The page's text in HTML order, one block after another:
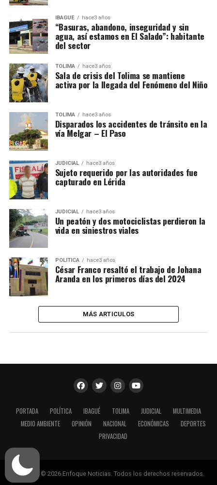
IBAGUÉ hace3 años
“Basuras, abandono, inseguridad y sin
agua, así estamos en El Salado”: habitante
del sector
TOLIMA hace3 años
Sala de crisis del Tolima se mantiene
activa por la llegada del Fenómeno del Niño
TOLIMA hace3 años
Disparados los accidentes de tránsito en la
vía Melgar – El Paso
JUDICIAL hace3 años
Sujeto requerido por las autoridades fue
capturado en Lérida
JUDICIAL hace3 años
Un peatón y dos motociclistas perdieron la
vida en siniestros viales
POLÍTICA hace3 años
César Franco resaltó el trabajo de Johana
Aranda en los primeros días del 2024
MÁS ARTICULOS
PORTADA POLÍTICA IBAGUÉ TOLIMA JUDICIAL
MULTIMEDIA
MEDIO AMBIENTE
OPINIÓN NACIONAL ECONÓMICAS
DEPORTES
PRIVACIDAD
Copyright © 2026 Enfoque Noticias. Todos los derechos reservados.